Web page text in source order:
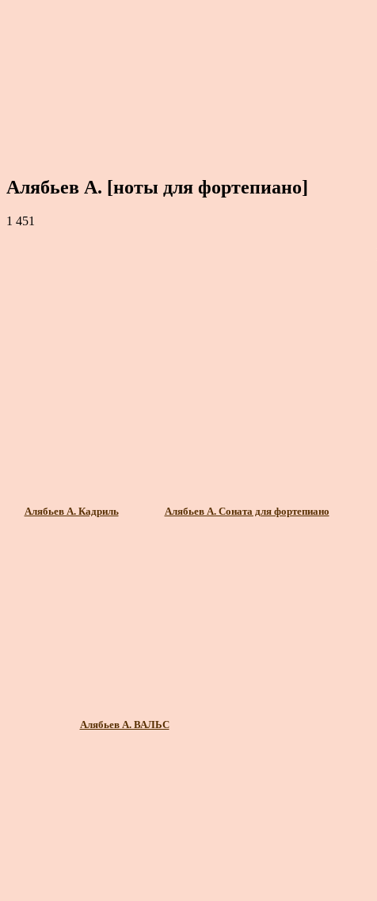
Алябьев А. [ноты для фортепиано]
1 451
Алябьев А. Кадриль Алябьев А. Соната для фортепиано
Алябьев А. ВАЛЬС